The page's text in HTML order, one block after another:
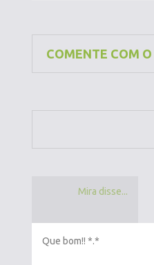
COMENTE COM
Mira disse...
Que bom!! *.*